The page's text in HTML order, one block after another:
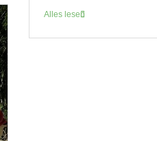
Alles lesen